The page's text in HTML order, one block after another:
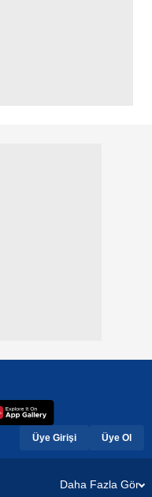
Üye Girişi Üye Ol
Daha Fazla Gör